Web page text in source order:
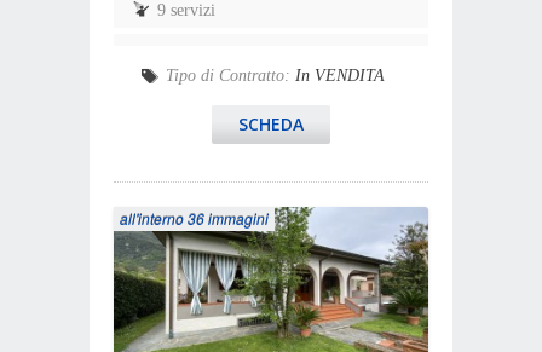
9 servizi
Tipo di Contratto: In VENDITA
SCHEDA
all'interno 36 immagini